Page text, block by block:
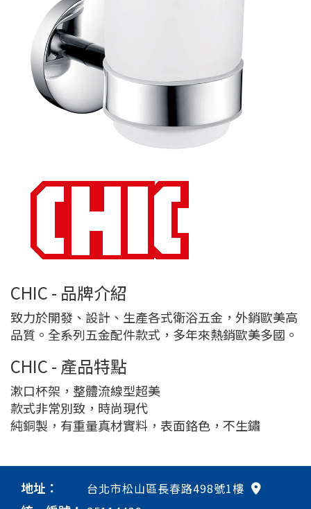
CHIC - 品牌介紹
致力於開發、設計、生產各式衛浴五金，外銷歐美高
品質。全系列五金配件款式，多年來熱銷歐美多國。
CHIC - 產品特點
漱口杯架，整體流線型超美
款式非常別致，時尚現代
純銅製，有重量真材實料，表面鉻色，不生鏽
地址： 台北市松山區長春路498號1樓